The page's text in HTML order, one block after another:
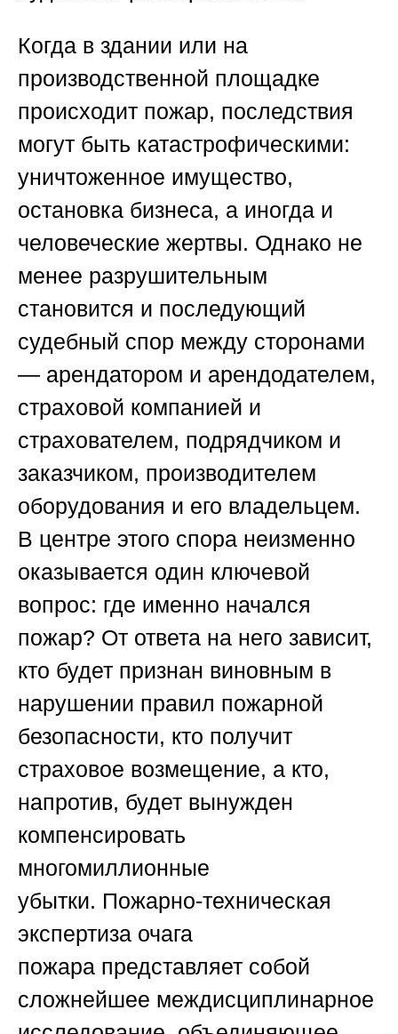
Когда в здании или на
производственной площадке
происходит пожар, последствия
могут быть катастрофическими:
уничтоженное имущество,
остановка бизнеса, а иногда и
человеческие жертвы. Однако не
менее разрушительным
становится и последующий
судебный спор между сторонами
— арендатором и арендодателем,
страховой компанией и
страхователем, подрядчиком и
заказчиком, производителем
оборудования и его владельцем.
В центре этого спора неизменно
оказывается один ключевой
вопрос: где именно начался
пожар? От ответа на него зависит,
кто будет признан виновным в
нарушении правил пожарной
безопасности, кто получит
страховое возмещение, а кто,
напротив, будет вынужден
компенсировать
многомиллионные
убытки. Пожарно-техническая
экспертиза очага
пожара представляет собой
сложнейшее междисциплинарное